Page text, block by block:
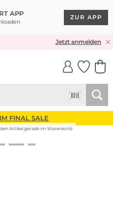
APP
ZUR APP
& RÜCKVERSANDJetzt anmelden
FINAL SALE
Artikel gerade im Warenkorb